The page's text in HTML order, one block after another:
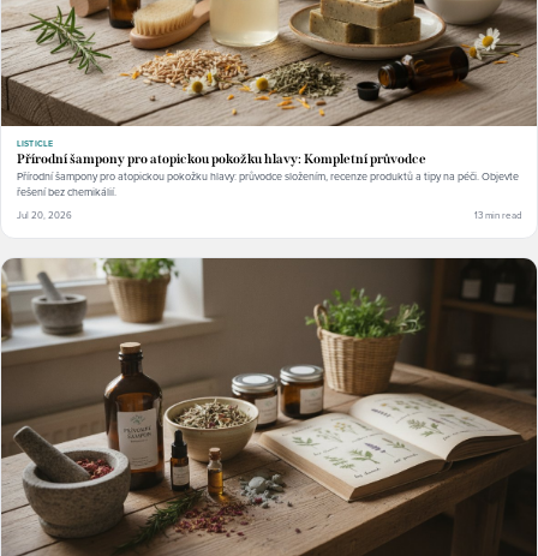
LISTICLE
Přírodní šampony pro atopickou pokožku hlavy: Kompletní průvodce
Přírodní šampony pro atopickou pokožku hlavy: průvodce složením, recenze produktů a tipy na péči. Objevte
řešení bez chemikálií.
Jul 20, 2026 13 min read